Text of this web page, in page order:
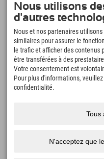
réservations, liste de choses à
des restaurants et bien plus
Téléchargez-le maintenant !
L'heure des moments
166
Lacs de montagne et
piscines d'aventure
légales
des
Nous utilisons
d'autres
Nous et nos partenaires
similaires pour assurer le
le trafic et afficher des contenus
être transférées à des
Votre consentement est
Pour plus d'informations,
confidentialité.
Tous
N'acceptez que